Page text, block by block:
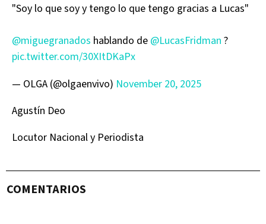
"Soy lo que soy y tengo lo que tengo gracias a Lucas"
@miguegranados hablando de @LucasFridman ?
pic.twitter.com/30XItDKaPx
— OLGA (@olgaenvivo) November 20, 2025
Agustín Deo
Locutor Nacional y Periodista
COMENTARIOS